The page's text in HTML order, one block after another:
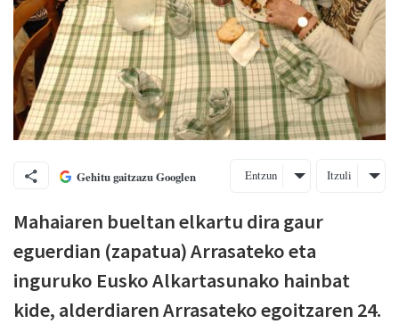
Gehitu gaitzazu Googlen Entzun Itzuli
Mahaiaren bueltan elkartu dira gaur
eguerdian (zapatua) Arrasateko eta
inguruko Eusko Alkartasunako hainbat
kide, alderdiaren Arrasateko egoitzaren 24.